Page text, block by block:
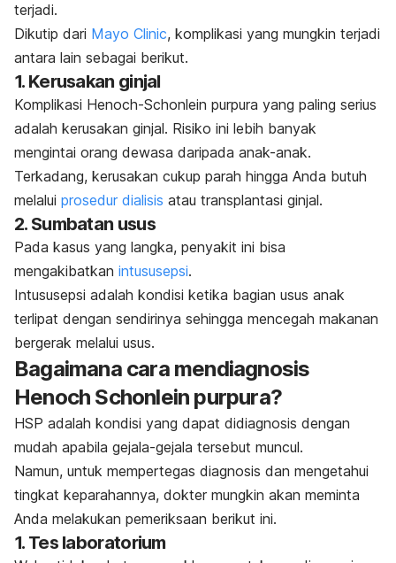
terjadi.
Dikutip dari Mayo Clinic, komplikasi yang mungkin terjadi
antara lain sebagai berikut.
1. Kerusakan ginjal
Komplikasi Henoch-Schonlein purpura yang paling serius
adalah kerusakan ginjal. Risiko ini lebih banyak
mengintai orang dewasa daripada anak-anak.
Terkadang, kerusakan cukup parah hingga Anda butuh
melalui prosedur dialisis atau transplantasi ginjal.
2. Sumbatan usus
Pada kasus yang langka, penyakit ini bisa
mengakibatkan intususepsi.
Intususepsi adalah kondisi ketika bagian usus anak
terlipat dengan sendirinya sehingga mencegah makanan
bergerak melalui usus.
Bagaimana cara mendiagnosis
Henoch Schonlein purpura?
HSP adalah kondisi yang dapat didiagnosis dengan
mudah apabila gejala-gejala tersebut muncul.
Namun, untuk mempertegas diagnosis dan mengetahui
tingkat keparahannya, dokter mungkin akan meminta
Anda melakukan pemeriksaan berikut ini.
1. Tes laboratorium